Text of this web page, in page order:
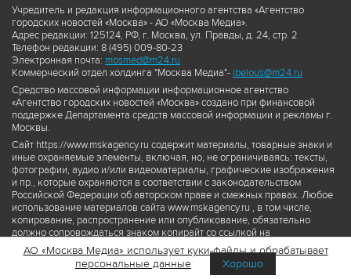
Учредитель и редакция информационного агентства «Агентство
городских новостей «Москва» - АО «Москва Медиа».
Адрес редакции: 125124, РФ, г. Москва, ул. Правды, д. 24, стр. 2
Телефон редакции: 8 (495) 009-80-23
Электронная почта: mosmed@m24.ru
Коммерческий отдел холдинга "Москва Медиа"- ibelous@m24.ru
Средство массовой информации информационное агентство
«Агентство городских новостей «Москва» создано при финансовой
поддержке Департамента средств массовой информации и рекламы г.
Москвы.
Сайт https://www.mskagency.ru содержит материалы, товарные знаки и
иные охраняемые элементы, включая, но, не ограничиваясь: тексты,
фотографии, аудио и/или видеоматериалы, графические изображения
и пр., которые охраняются в соответствии с законодательством
Российской Федерации об авторском праве и смежных правах. Любое
использование материалов сайта www.mskagency.ru , в том числе,
копирование, распространение или опубликование, обязательно
должно сопровождаться знаком копирайт со ссылкой на
правообладателя © АО «Москва Медиа», а также гиперссылкой на сайт
www.mskagency.ru как на первоисточник информации. Переработка
материалов сайта www.mskagency.ru не допускается.
АО «Москва Медиа» использует куки-файлы и обрабатывает
персональные данные
Хорошо